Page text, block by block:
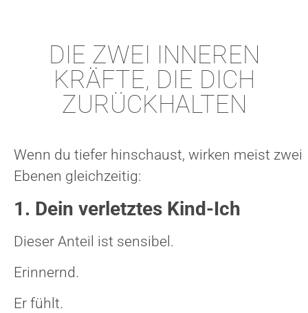
DIE ZWEI INNEREN
KRÄFTE, DIE DICH
ZURÜCKHALTEN
Wenn du tiefer hinschaust, wirken meist zwei
Ebenen gleichzeitig:
1. Dein verletztes Kind-Ich
Dieser Anteil ist sensibel.
Erinnernd.
Er fühlt.